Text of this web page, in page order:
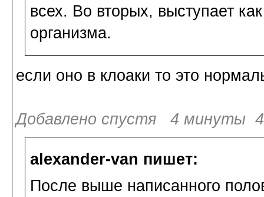
всех. Во вторых, выступает
организма.
если оно в клоаки то это
Добавлено спустя 4 минуты
alexander-van пишет:
После выше написанного